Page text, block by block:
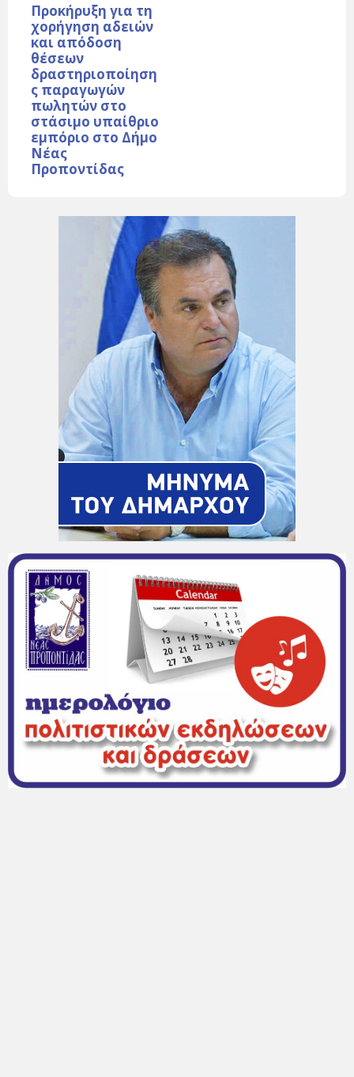
Προκήρυξη για τη
χορήγηση αδειών
και απόδοση
θέσεων
δραστηριοποίηση
ς παραγωγών
πωλητών στο
στάσιμο υπαίθριο
εμπόριο στο Δήμο
Νέας
Προποντίδας